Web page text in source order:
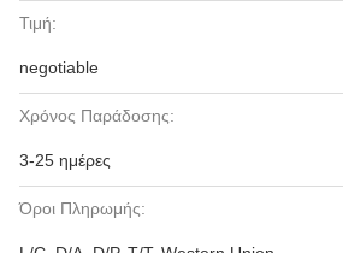
Τιμή:
negotiable
Χρόνος Παράδοσης:
3-25 ημέρες
Όροι Πληρωμής: